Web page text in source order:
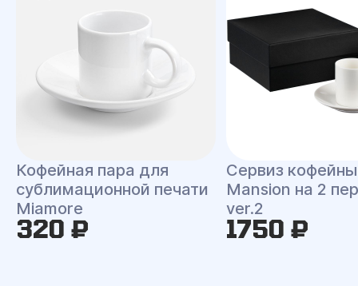
Кофейная пара для
сублимационной печати
Miamore
320 ₽
Сервиз
Mansion на 2
ver.2
1750 ₽